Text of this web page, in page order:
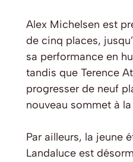
Alex Michelsen est
de cinq places,
sa performance en
tandis que Terence
progresser de neuf
nouveau sommet à
Par ailleurs, la jeune
Landaluce est